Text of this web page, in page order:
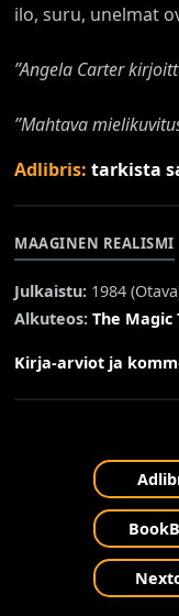
ilo, suru, unelmat
”Angela Carter
”Mahtava
Adlibris:tarkista
MAAGINEN REALISMI
Julkaistu: 1984 (Otava
Alkuteos: The Magic
Kirja-arviot ja